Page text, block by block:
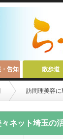
告知 散歩道
訪問理美容
ネット埼玉の